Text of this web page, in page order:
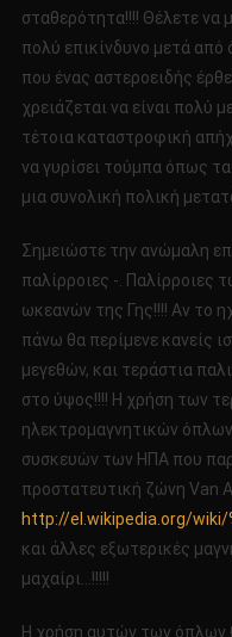
σταθερότητα!!!! Θέλετε να
πολύ επικίνδυνο μετά
που ένας αστεροειδής
χρειάζεται να είναι πολύ
τέτοια καταστροφική
να γυρίσει τούμπα όπως
μια συνολική πολική
Σημειώστε την ανώμαλη
παλίρροιες -. Παλίρροιες
ωκεανών της Γης!!!! Αν το
πάνω θα περίμενε κανείς
μεγεθών, και τεράστια
στο ύψος!!!! Η χρήση των
ηλεκτρομαγνητικών
συσκευών των ΗΠΑ που
προστατευτική ζώνη Van
http://el.wikipedia.org/wiki/
και άλλες εξωτερικές
μαχαίρι…!!!!!
Η χρήση αυτών των όπλων